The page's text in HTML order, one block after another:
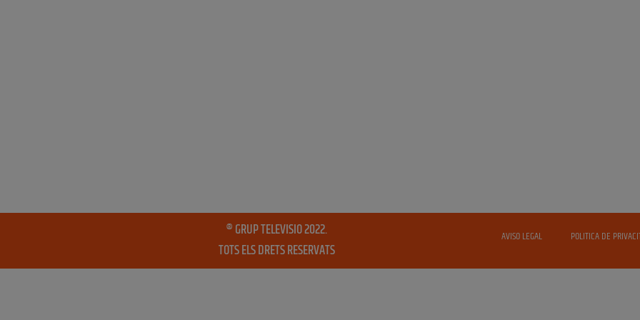
® GRUP TELEVISIO 2022.
TOTS ELS DRETS RESERVATS
AVISO LEGAL POLITICA DE